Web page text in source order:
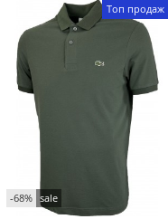
Топ продаж
-68% sale